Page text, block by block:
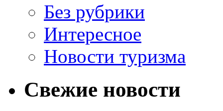
Без рубрики
Интересное
Новости туризма
Свежие новости